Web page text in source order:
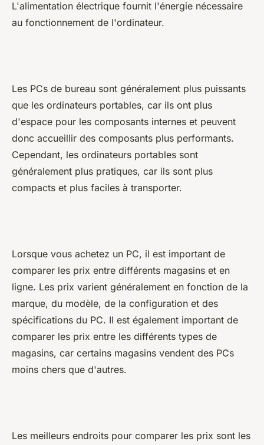
L'alimentation électrique fournit l'énergie nécessaire
au fonctionnement de l'ordinateur.
Les PCs de bureau sont généralement plus puissants
que les ordinateurs portables, car ils ont plus
d'espace pour les composants internes et peuvent
donc accueillir des composants plus performants.
Cependant, les ordinateurs portables sont
généralement plus pratiques, car ils sont plus
compacts et plus faciles à transporter.
Lorsque vous achetez un PC, il est important de
comparer les prix entre différents magasins et en
ligne. Les prix varient généralement en fonction de la
marque, du modèle, de la configuration et des
spécifications du PC. Il est également important de
comparer les prix entre les différents types de
magasins, car certains magasins vendent des PCs
moins chers que d'autres.
Les meilleurs endroits pour comparer les prix sont les